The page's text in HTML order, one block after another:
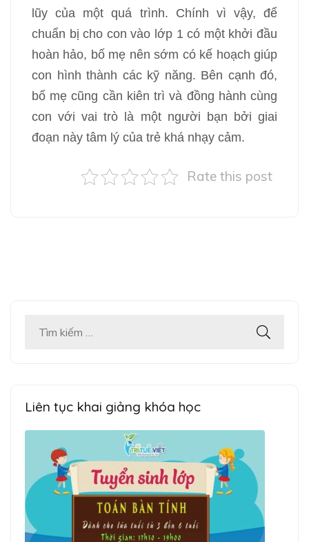
lũy của một quá trình. Chính vì vậy, để
chuẩn bị cho con vào lớp 1 có một khởi đầu
hoàn hảo, bố mẹ nên sớm có kế hoạch giúp
con hình thành các kỹ năng. Bên cạnh đó,
bố mẹ cũng cần kiên trì và đồng hành cùng
con với vai trò là một người bạn bởi giai
đoạn này tâm lý của trẻ khá nhạy cảm.
Rate this post
Tìm
Liên tục khai giảng khóa học